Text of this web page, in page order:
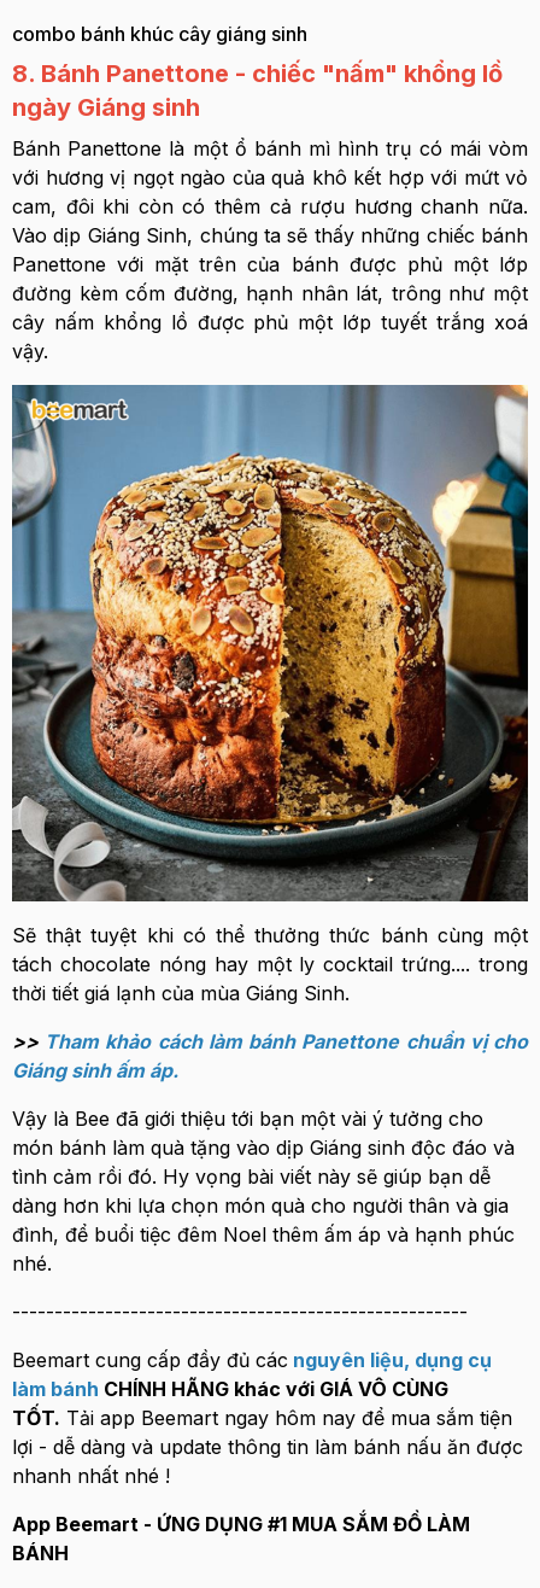
combo bánh khúc cây giáng sinh
8. Bánh Panettone - chiếc "nấm" khổng lồ
ngày Giáng sinh
Bánh Panettone là một ổ bánh mì hình trụ có mái vòm
với hương vị ngọt ngào của quả khô kết hợp với mứt vỏ
cam, đôi khi còn có thêm cả rượu hương chanh nữa.
Vào dịp Giáng Sinh, chúng ta sẽ thấy những chiếc bánh
Panettone với mặt trên của bánh được phủ một lớp
đường kèm cốm đường, hạnh nhân lát, trông như một
cây nấm khổng lồ được phủ một lớp tuyết trắng xoá
vậy.
Sẽ thật tuyệt khi có thể thưởng thức bánh cùng một
tách chocolate nóng hay một ly cocktail trứng.... trong
thời tiết giá lạnh của mùa Giáng Sinh.
>> Tham khảo cách làm bánh Panettone chuẩn vị cho
Giáng sinh ấm áp.
Vậy là Bee đã giới thiệu tới bạn một vài ý tưởng cho
món bánh làm quà tặng vào dịp Giáng sinh độc đáo và
tình cảm rồi đó. Hy vọng bài viết này sẽ giúp bạn dễ
dàng hơn khi lựa chọn món quà cho người thân và gia
đình, để buổi tiệc đêm Noel thêm ấm áp và hạnh phúc
nhé.
------------------------------------------------------
Beemart cung cấp đầy đủ các nguyên liệu, dụng cụ
làm bánh CHÍNH HÃNG khác với GIÁ VÔ CÙNG
TỐT. Tải app Beemart ngay hôm nay để mua sắm tiện
lợi - dễ dàng và update thông tin làm bánh nấu ăn được
nhanh nhất nhé !
App Beemart - ỨNG DỤNG #1 MUA SẮM ĐỒ LÀM
BÁNH